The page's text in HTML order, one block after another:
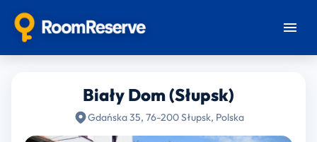
Biały Dom (Słupsk)
Gdańska 35, 76-200 Słupsk, Polska